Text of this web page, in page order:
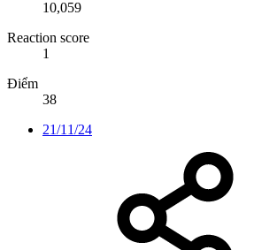
10,059
Reaction score
1
Điểm
38
21/11/24